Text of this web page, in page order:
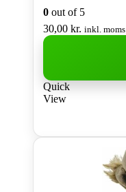
0 out of 5
30,00 kr. inkl. moms
Quick
View